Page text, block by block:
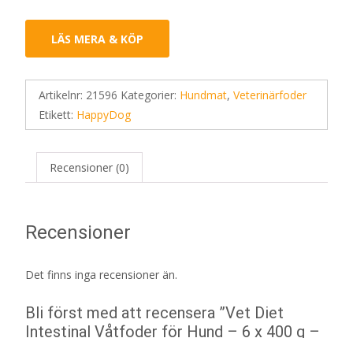
LÄS MERA & KÖP
Artikelnr: 21596 Kategorier: Hundmat, Veterinärfoder
Etikett: HappyDog
Recensioner (0)
Recensioner
Det finns inga recensioner än.
Bli först med att recensera ”Vet Diet
Intestinal Våtfoder för Hund – 6 x 400 g –